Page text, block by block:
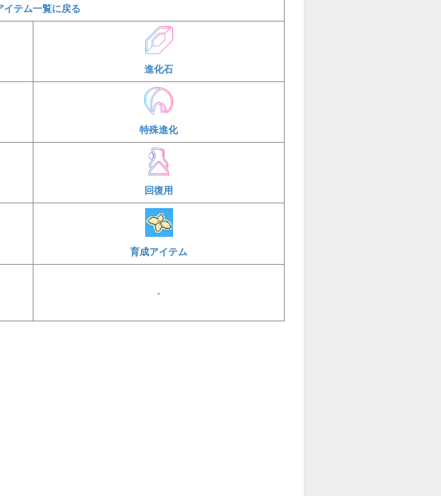
テム一覧に戻る
進化石
特殊進化
回復用
育成アイテム
-